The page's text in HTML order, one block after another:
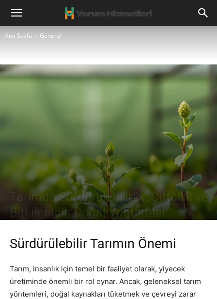
Ana Sayfa General
Tarımda Sürdürülebilirlik: Çiftçilik ve
Bitkiler İçin Doğal Yöntemler
Sürdürülebilir Tarımın Önemi
Tarım, insanlık için temel bir faaliyet olarak, yiyecek
üretiminde önemli bir rol oynar. Ancak, geleneksel tarım
yöntemleri, doğal kaynakları tüketmek ve çevreyi zarar